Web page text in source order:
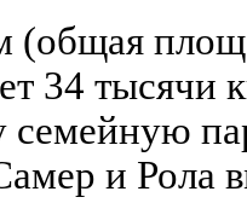
(общая
34 тысячи
и Рола